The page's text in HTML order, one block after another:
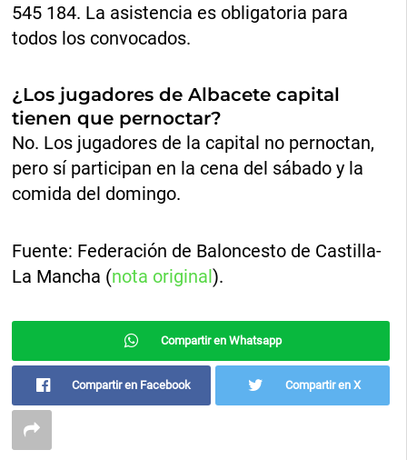
545 184. La asistencia es obligatoria para
todos los convocados.
¿Los jugadores de Albacete capital
tienen que pernoctar?
No. Los jugadores de la capital no pernoctan,
pero sí participan en la cena del sábado y la
comida del domingo.
Fuente: Federación de Baloncesto de Castilla-
La Mancha (nota original).
Compartir en Whatsapp
Compartir en Facebook Compartir en X